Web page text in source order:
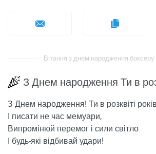
Вітання з днем ​​народження боксеру
З Днем народження Ти в
З Днем народження! Ти в розквіті
І писати не час мемуари,
Випромінюй перемог і сили світло
І будь-які відбивай удари!